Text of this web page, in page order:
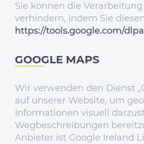
Sie können die
verhindern, indem Sie
https://tools.google.com/
GOOGLE MAPS
Wir verwenden den Dienst
auf unserer Website, um
Informationen visuell
Wegbeschreibungen
Anbieter ist Google Ireland